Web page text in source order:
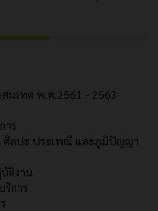
นเทศ พ.ศ.2561 - 2563
าร
ศิลปะ ประเพณี และภูมิปัญญา
ติงาน
การ